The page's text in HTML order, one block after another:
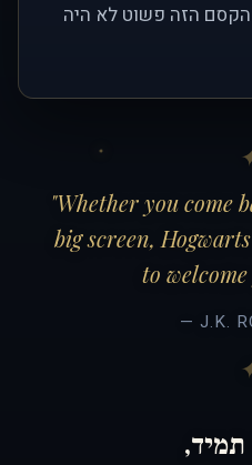
הזה פשוט לא היה
"Whether you come
big screen,
to
— J.K.